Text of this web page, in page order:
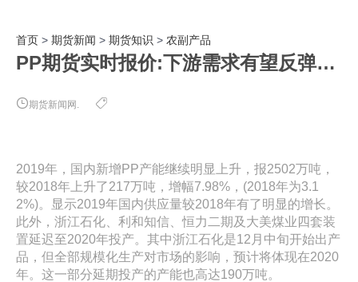
首页 > 期货新闻 > 期货知识 > 农副产品
PP期货实时报价:下游需求有望反弹或触底反弹
期货新闻网.
2019年，国内新增PP产能继续明显上升，报2502万吨，
较2018年上升了217万吨，增幅7.98%，(2018年为3.1
2%)。显示2019年国内供应量较2018年有了明显的增长。
此外，浙江石化、利和知信、恒力二期及大美煤业四套装
置延迟至2020年投产。其中浙江石化是12月中旬开始出产
品，但全部规模化生产对市场的影响，预计将体现在2020
年。这一部分延期投产的产能也高达190万吨。